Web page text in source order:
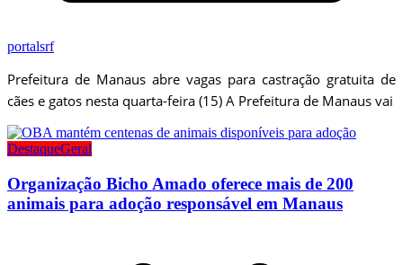
portalsrf
Prefeitura de Manaus abre vagas para castração gratuita de
cães e gatos nesta quarta-feira (15) A Prefeitura de Manaus vai
DestaqueGeral
Organização Bicho Amado oferece mais de 200
animais para adoção responsável em Manaus